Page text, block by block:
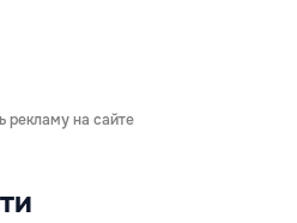
рекламу на сайте